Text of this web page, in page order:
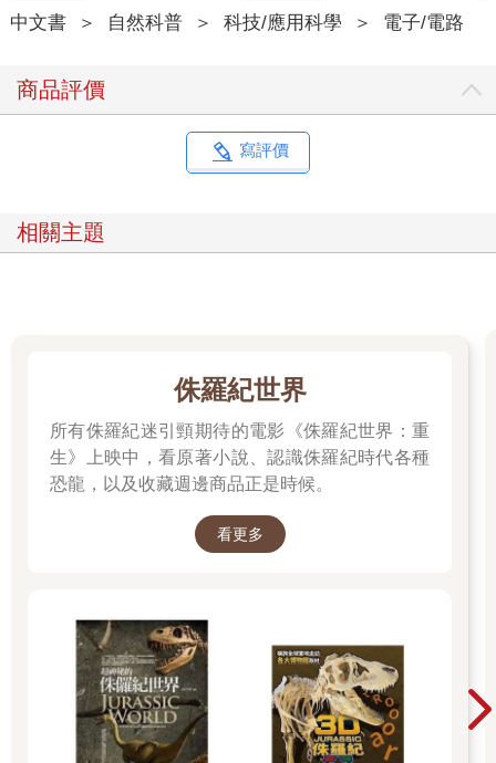
中文書 ＞ 自然科普 ＞ 科技/應用科學 ＞ 電子/電路
商品評價
寫評價
相關主題
侏羅紀世界
所有侏羅紀迷引頸期待的電影《侏羅紀世界：重
生》上映中，看原著小說、認識侏羅紀時代各種
恐龍，以及收藏週邊商品正是時候。
看更多